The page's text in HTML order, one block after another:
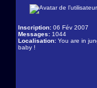
Inscription: 06 Fév 2007
Messages: 1044
Localisation: You are in
baby !